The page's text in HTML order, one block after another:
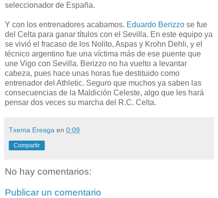
seleccionador de España.
Y con los entrenadores acabamos. Eduardo Berizzo se fue
del Celta para ganar títulos con el Sevilla. En este equipo ya
se vivió el fracaso de los Nolito, Aspas y Krohn Dehli, y el
técnico argentino fue una víctima más de ese puente que
une Vigo con Sevilla. Berizzo no ha vuelto a levantar
cabeza, pues hace unas horas fue destituido como
entrenador del Athletic. Seguro que muchos ya saben las
consecuencias de la Maldición Celeste, algo que les hará
pensar dos veces su marcha del R.C. Celta.
Txema Ereaga en 0:09
Compartir
No hay comentarios:
Publicar un comentario